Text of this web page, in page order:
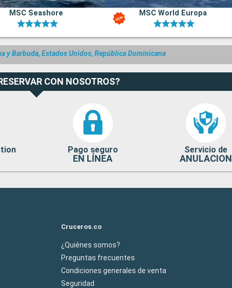
MSC Seashore MSC World Europa
y Barbuda, Estados Unidos, República Dominicana
CON NOSOTROS?
Pago seguro
EN LÍNEA
Servicio de
ANULACION
Cruceros.co
¿Quiénes somos?
Preguntas frecuentes
Condiciones generales de venta
Seguridad